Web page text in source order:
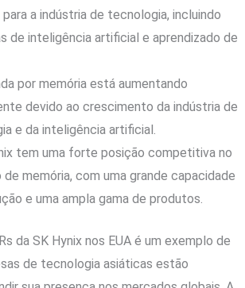
para a indústria de tecnologia, incluindo
de inteligência artificial e aprendizado de
por memória está aumentando
devido ao crescimento da indústria de
e da inteligência artificial.
tem uma forte posição competitiva no
de memória, com uma grande capacidade
e uma ampla gama de produtos.
da SK Hynix nos EUA é um exemplo de
de tecnologia asiáticas estão